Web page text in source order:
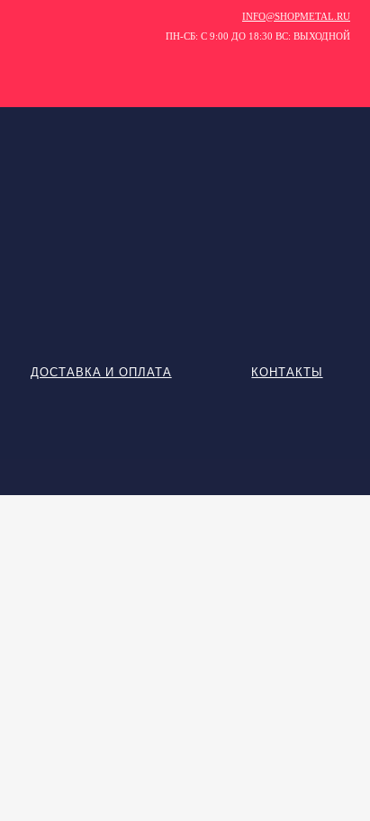
INFO@SHOPMETAL.RU
ПН-СБ: С 9:00 ДО 18:30 ВС: ВЫХОДНОЙ
ДОСТАВКА И ОПЛАТА КОНТАКТЫ